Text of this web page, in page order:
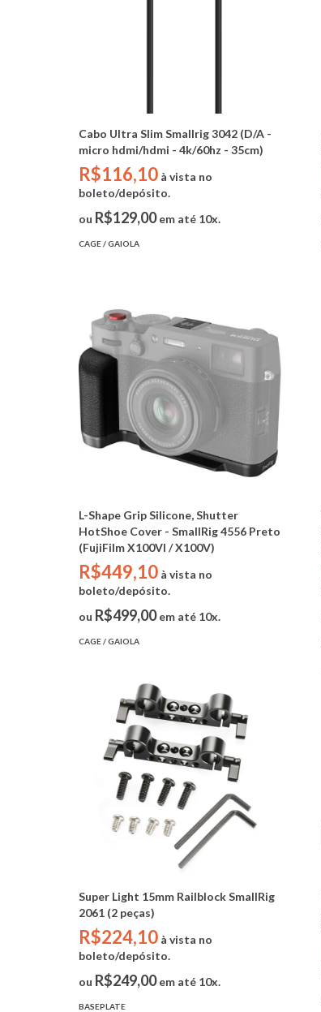
Cabo Ultra Slim Smallrig 3042 (D/A -
micro hdmi/hdmi - 4k/60hz - 35cm)
R$116,10 à vista no
boleto/depósito.
ou R$129,00em até 10x.
CAGE / GAIOLA
L-Shape Grip Silicone, Shutter
HotShoe Cover - SmallRig 4556 Preto
(FujiFilm X100VI / X100V)
R$449,10 à vista no
boleto/depósito.
ou R$499,00em até 10x.
CAGE / GAIOLA
Super Light 15mm Railblock SmallRig
2061 (2 peças)
R$224,10 à vista no
boleto/depósito.
ou R$249,00em até 10x.
BASEPLATE